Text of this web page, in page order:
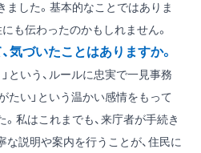
ました。基本的なことではありま
も伝わったのかもしれません。
気づいたことはありますか。
という、ルールに忠実で一見事務
たい」という温かい感情をもって
私はこれまでも、来庁者が手続き
説明や案内を行うことが、住民に